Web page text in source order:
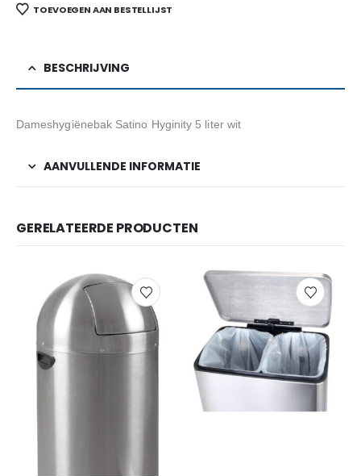
TOEVOEGEN AAN BESTELLIJST
BESCHRIJVING
Dameshygiënebak Satino Hyginity 5 liter wit
AANVULLENDE INFORMATIE
GERELATEERDE PRODUCTEN